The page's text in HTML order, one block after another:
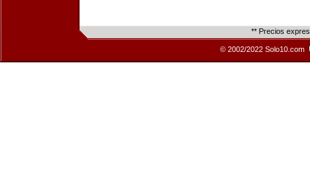
** Precios
© 2002/2022 Solo10.com